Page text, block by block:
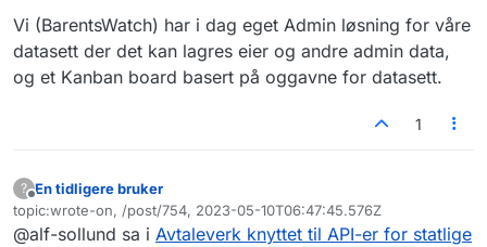
Vi (BarentsWatch) har i dag eget Admin løsning for våre
datasett der det kan lagres eier og andre admin data,
og et Kanban board basert på oggavne for datasett.
1
?
Frakoblet
En tidligere bruker
topic:wrote-on, /post/754, 2023-05-10T06:47:45.576Z
Sist endret av
@alf-sollund sa i Avtaleverk knyttet til API-er for statlige